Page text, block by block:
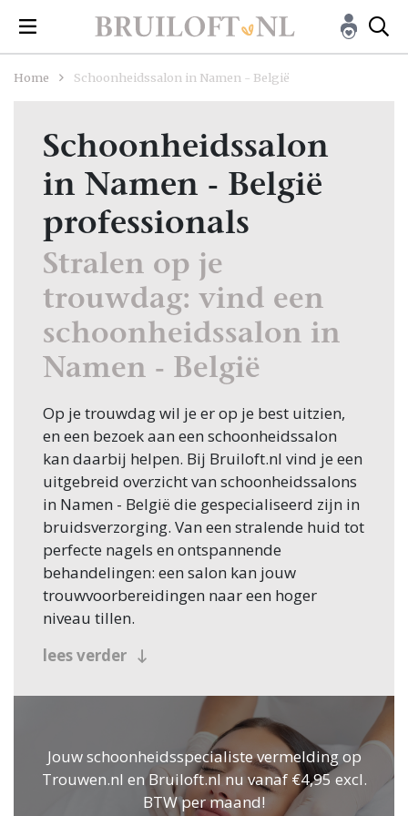
Home Schoonheidssalon in Namen - België
Jouw schoonheidsspecialiste vermelding op
Trouwen.nl en Bruiloft.nl nu vanaf €4,95 excl.
BTW per maand!
Schoonheidssalon
in Namen - België
professionals
Stralen op je
trouwdag: vind een
schoonheidssalon in
Namen - België
Op je trouwdag wil je er op je best uitzien,
en een bezoek aan een schoonheidssalon
kan daarbij helpen. Bij Bruiloft.nl vind je een
uitgebreid overzicht van schoonheidssalons
in Namen - België die gespecialiseerd zijn in
bruidsverzorging. Van een stralende huid tot
perfecte nagels en ontspannende
behandelingen: een salon kan jouw
trouwvoorbereidingen naar een hoger
niveau tillen.
Waarom kiezen voor een
Een schoonheidssalon biedt talloze
mogelijkheden om je uiterlijk en innerlijke
rust te optimaliseren. Hier zijn enkele
voordelen:
lees verder